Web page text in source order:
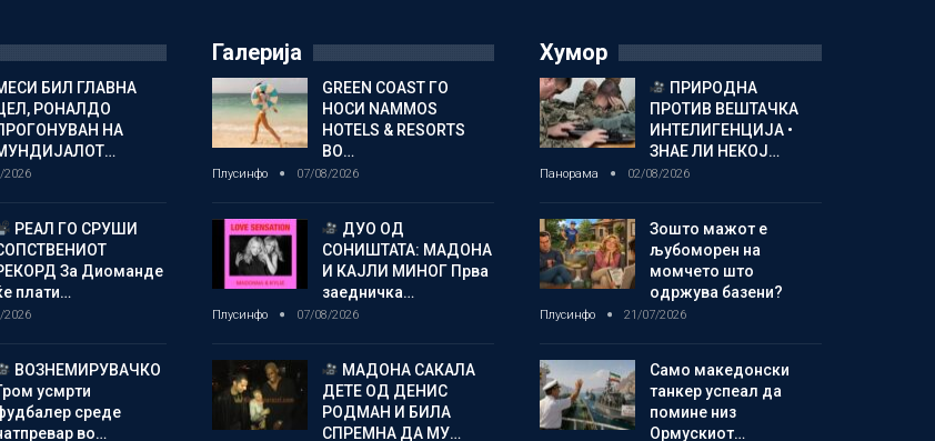
БИЛ ГЛАВНА
РОНАЛДО
НА
2026
РЕАЛ ГО СРУШИ
За Диоманде
плати…
2026
ВОЗНЕМИРУВАЧКО
усмрти
среде
во…
Галерија
GREEN COAST ГО
НОСИ NAMMOS
HOTELS & RESORTS
ВО…
Плусинфо 07/08/2026
ДУО ОД
СОНИШТАТА: МАДОНА
И КАЈЛИ МИНОГ Прва
заедничка…
Плусинфо 07/08/2026
МАДОНА САКАЛА
ДЕТЕ ОД ДЕНИС
РОДМАН И БИЛА
СПРЕМНА ДА МУ…
Хумор
ПРИРОДНА
ПРОТИВ ВЕШТАЧКА
ИНТЕЛИГЕНЦИЈА •
ЗНАЕ ЛИ НЕКОЈ…
Панорама 02/08/2026
Зошто мажот е
љубоморен на
момчето што
одржува базени?
Плусинфо 21/07/2026
Само македонски
танкер успеал да
помине низ
Ормускиот…